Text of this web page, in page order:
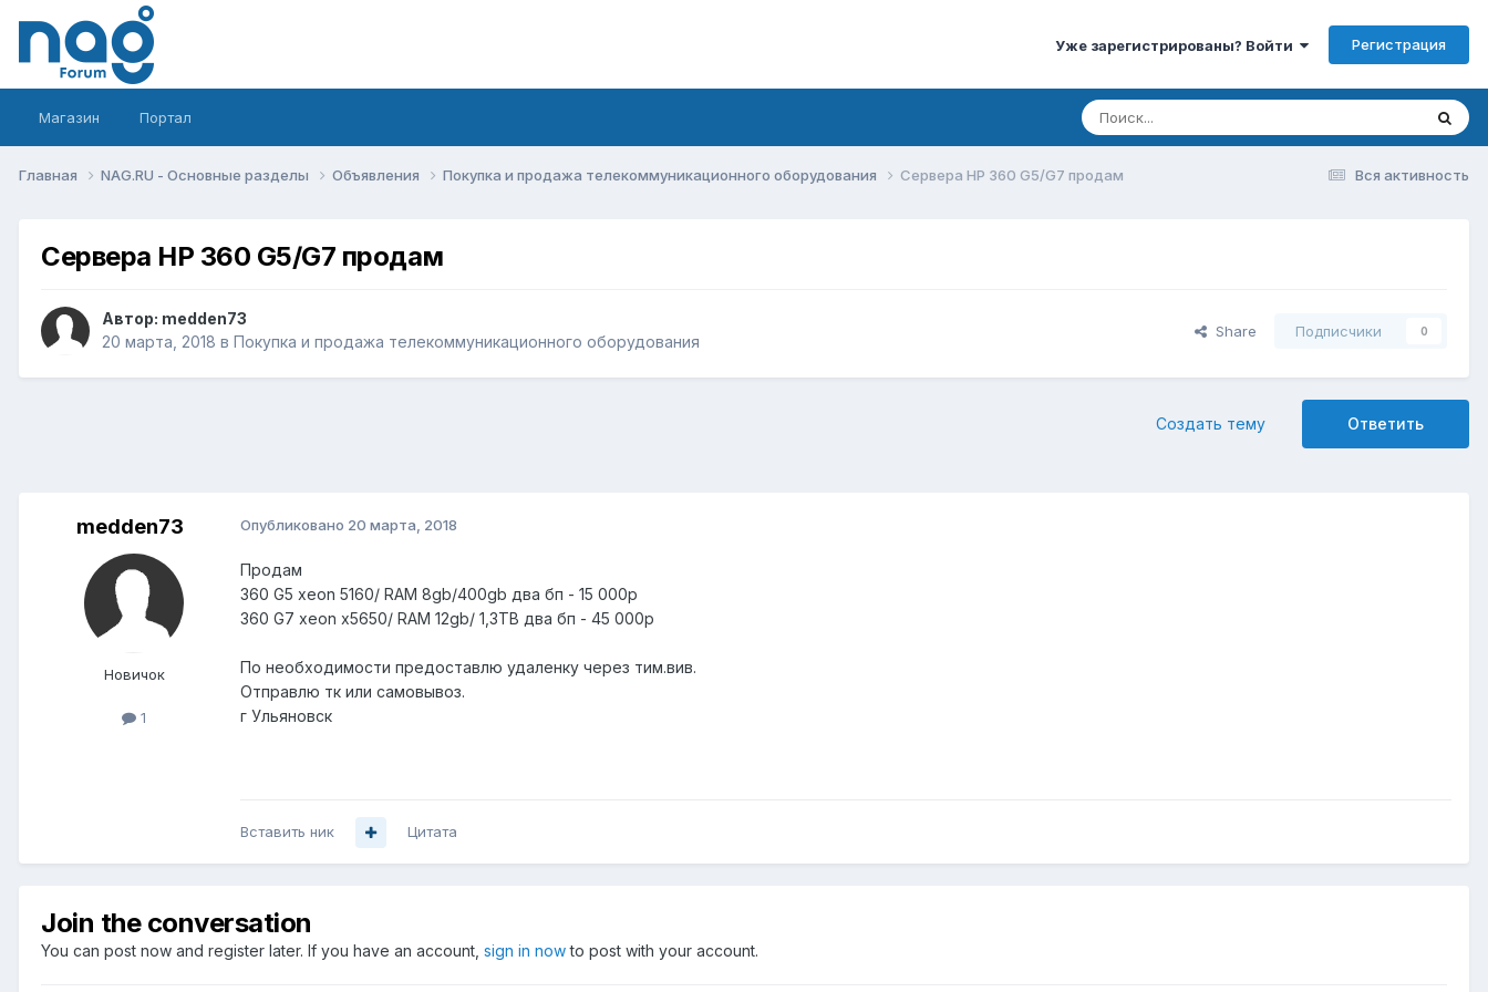
Уже зарегистрированы? Войти Регистрация
Магазин Портал
Вся активность
Главная NAG.RU - Основные разделы Объявления Покупка и продажа телекоммуникационного оборудования Сервера HP 360 G5/G7 продам
Сервера HP 360 G5/G7 продам
Автор: medden73
20 марта, 2018 в Покупка и продажа телекоммуникационного оборудования
Share Подписчики 0
Ответить
Создать тему
medden73
Новичок
1
Опубликовано 20 марта, 2018
Продам
360 G5 xeon 5160/ RAM 8gb/400gb два бп - 15 000р
360 G7 xeon х5650/ RAM 12gb/ 1,3TB два бп - 45 000р
По необходимости предоставлю удаленку через тим.вив.
Отправлю тк или самовывоз.
г Ульяновск
Вставить ник Цитата
Join the conversation
You can post now and register later. If you have an account, sign in nowto post with your account.